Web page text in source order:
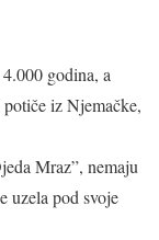
godina, a
iz Njemačke,
Mraz”, nemaju
uzela pod svoje